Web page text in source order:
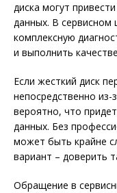
диска могут
данных. В сервисном
комплексную
и выполнить
Если жесткий диск
непосредственно
вероятно, что
данных. Без
может быть крайне
вариант – доверить
Обращение в